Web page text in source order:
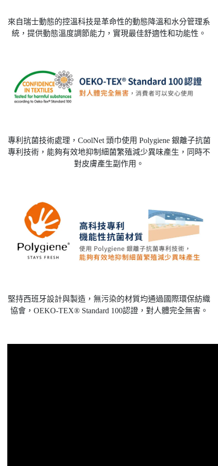
來自瑞士動態的控溫科技是革命性的動態降溫和水分管理系
統，提供動態溫度調節能力，實現最佳舒適性和功能性。
專利抗菌技術處理，CoolNet 頭巾使用 Polygiene 銀離子抗菌
專利技術，能夠有效地抑制細菌繁殖減少異味產生，同時不
對皮膚產生副作用。
堅持西班牙設計與製造，無污染的材質均通過國際環保紡織
協會，OEKO-TEX® Standard 100認證，對人體完全無害。